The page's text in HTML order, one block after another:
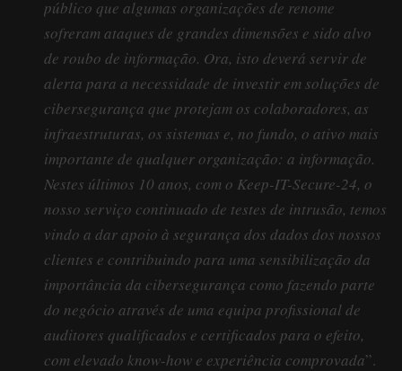
público que algumas organizações de renome
sofreram ataques de grandes dimensões e sido alvo
de roubo de informação. Ora, isto deverá servir de
alerta para a necessidade de investir em soluções de
cibersegurança que protejam os colaboradores, as
infraestruturas, os sistemas e, no fundo, o ativo mais
importante de qualquer organização: a informação.
Nestes últimos 10 anos, com o Keep-IT-Secure-24, o
nosso serviço continuado de testes de intrusão, temos
vindo a dar apoio à segurança dos dados dos nossos
clientes e contribuindo para uma sensibilização da
importância da cibersegurança como fazendo parte
do negócio através de uma equipa profissional de
auditores qualificados e certificados para o efeito,
com elevado know-how e experiência comprovada”.